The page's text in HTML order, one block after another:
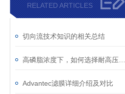
RELATED ARTICLES
切向流技术知识的相关总结
Advantec滤膜详细介绍及对比